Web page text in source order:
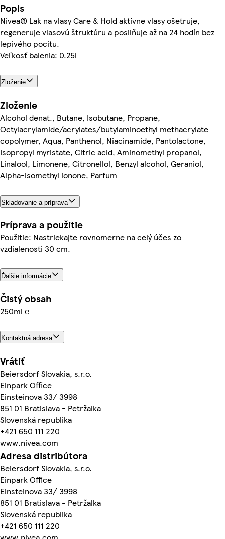
Popis
Nivea® Lak na vlasy Care & Hold aktívne vlasy ošetruje,
regeneruje vlasovú štruktúru a posilňuje až na 24 hodín bez
lepivého pocitu.
Veľkosť balenia: 0.25l
Zloženie
Zloženie
Alcohol denat., Butane, Isobutane, Propane,
Octylacrylamide/acrylates/butylaminoethyl methacrylate
copolymer, Aqua, Panthenol, Niacinamide, Pantolactone,
Isopropyl myristate, Citric acid, Aminomethyl propanol,
Linalool, Limonene, Citronellol, Benzyl alcohol, Geraniol,
Alpha-isomethyl ionone, Parfum
Skladovanie a príprava
Príprava a použitie
Použitie: Nastriekajte rovnomerne na celý účes zo
vzdialenosti 30 cm.
Ďalšie informácie
Čistý obsah
250ml ℮
Kontaktná adresa
Vrátiť
Beiersdorf Slovakia, s.r.o.
Einpark Office
Einsteinova 33/ 3998
851 01 Bratislava - Petržalka
Slovenská republika
+421 650 111 220
www.nivea.com
Adresa distribútora
Beiersdorf Slovakia, s.r.o.
Einpark Office
Einsteinova 33/ 3998
851 01 Bratislava - Petržalka
Slovenská republika
+421 650 111 220